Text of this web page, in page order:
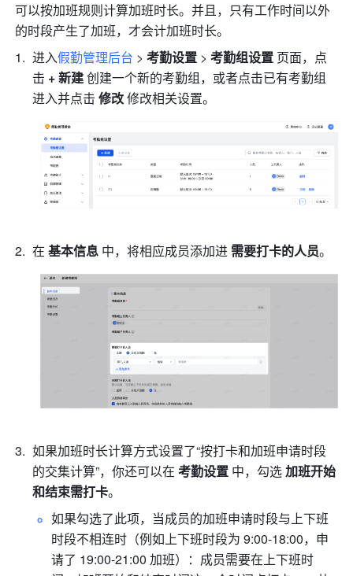
可以按加班规则计算加班时长。并且，只有工作时间以外
的时段产生了加班，才会计加班时长。
进入假勤管理后台 > 考勤设置 > 考勤组设置 页面，点
击 + 新建 创建一个新的考勤组，或者点击已有考勤组
进入并点击 修改 修改相关设置。
在 基本信息 中，将相应成员添加进 需要打卡的人员。
如果加班时长计算方式设置了“按打卡和加班申请时段
的交集计算”，你还可以在 考勤设置 中，勾选 加班开始
和结束需打卡。
如果勾选了此项，当成员的加班申请时段与上下班
时段不相连时（例如上下班时段为 9:00-18:00，申
请了 19:00-21:00 加班）：成员需要在上下班时